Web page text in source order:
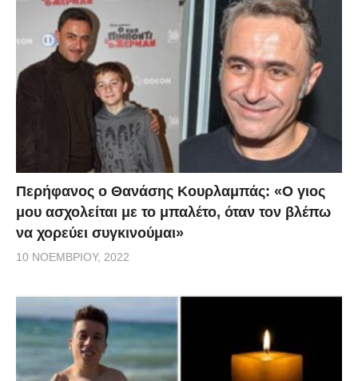
Περήφανος ο Θανάσης Κουρλαμπάς: «Ο γιος
μου ασχολείται με το μπαλέτο, όταν τον βλέπω
να χορεύει συγκινούμαι»
10 ΝΟΕΜΒΡΊΟΥ, 2022